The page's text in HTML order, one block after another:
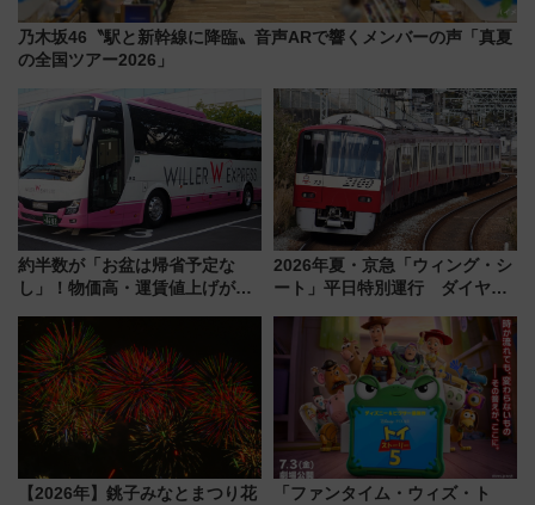
乃木坂46〝駅と新幹線に降臨〟音声ARで響くメンバーの声「真夏
の全国ツアー2026」
約半数が「お盆は帰省予定な
し」！物価高・運賃値上げが財
りたいけど……【WILLER お盆
帰省動向調査】
2026年夏・京急「ウィング・シ
ート」平日特別運行 ダイヤ・
三浦海岸を堪能できるお出かけ
プランもご紹介
【2026年】銚子みなとまつり花
「ファンタイム・ウィズ・ト